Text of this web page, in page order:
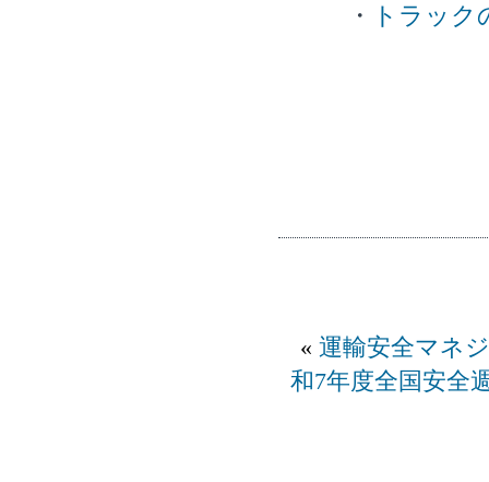
・ トラッ
« 運輸安全マネ
和7年度全国安全